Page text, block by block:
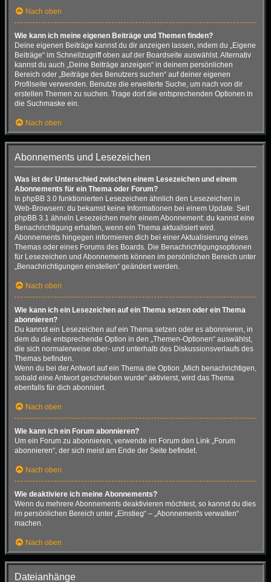
Nach oben
Wie kann ich meine eigenen Beiträge und Themen finden?
Deine eigenen Beiträge kannst du dir anzeigen lassen, indem du „Eigene
Beiträge“ im Schnellzugriff oben auf der Boardseite auswählst. Alternativ
kannst du auch „Deine Beiträge anzeigen“ in deinem persönlichen
Bereich oder „Beiträge des Benutzers suchen“ auf deiner eigenen
Profilseite verwenden. Benutze die erweiterte Suche, um nach von dir
erstellen Themen zu suchen. Trage dort die entsprechenden Optionen in
die Suchmaske ein.
Nach oben
Abonnements und Lesezeichen
Was ist der Unterschied zwischen einem Lesezeichen und einem
Abonnements für ein Thema oder Forum?
In phpBB 3.0 funktionierten Lesezeichen ähnlich den Lesezeichen in
Web-Browsern: du bekamst keine Informationen bei einem Update. Seit
phpBB 3.1 ähneln Lesezeichen mehr einem Abonnement: du kannst eine
Benachrichtigung erhalten, wenn ein Thema aktualisiert wird.
Abonnements hingegen informieren dich bei einer Aktualisierung eines
Themas oder eines Forums des Boards. Die Benachrichtigungsoptionen
für Lesezeichen und Abonnements können im persönlichen Bereich unter
„Benachrichtigungen einstellen“ geändert werden.
Nach oben
Wie kann ich ein Lesezeichen auf ein Thema setzen oder ein Thema
abonnieren?
Du kannst ein Lesezeichen auf ein Thema setzen oder es abonnieren, in
dem du die entsprechende Option in den „Themen-Optionen“ auswählst,
die sich normalerweise ober- und unterhalb des Diskussionsverlaufs des
Themas befinden.
Wenn du bei der Antwort auf ein Thema die Option „Mich benachrichtigen,
sobald eine Antwort geschrieben wurde“ aktivierst, wird das Thema
ebenfalls für dich abonniert.
Nach oben
Wie kann ich ein Forum abonnieren?
Um ein Forum zu abonnieren, verwende im Forum den Link „Forum
abonnieren“, der sich meist am Ende der Seite befindet.
Nach oben
Wie deaktiviere ich meine Abonnements?
Wenn du mehrere Abonnements deaktivieren möchtest, so kannst du dies
im persönlichen Bereich unter „Einstieg“ – „Abonnements verwalten“
machen.
Nach oben
Dateianhänge